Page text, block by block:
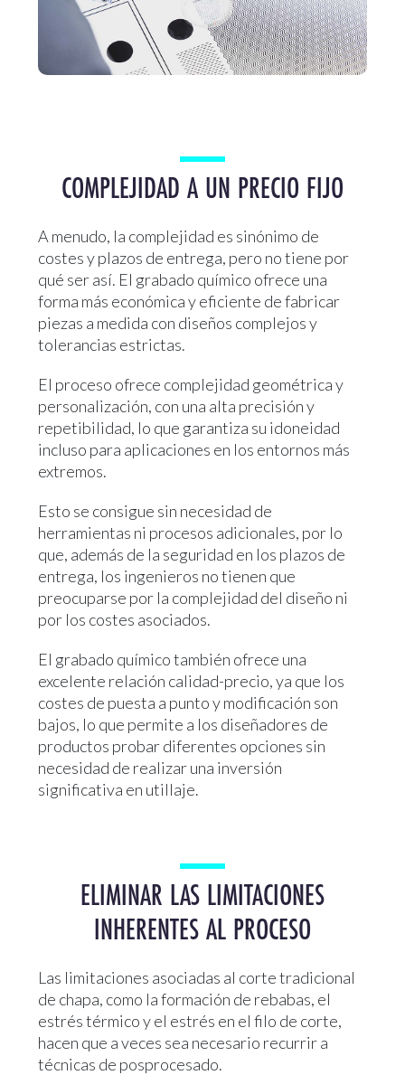
COMPLEJIDAD A UN PRECIO FIJO
A menudo, la complejidad es sinónimo de
costes y plazos de entrega, pero no tiene por
qué ser así. El grabado químico ofrece una
forma más económica y eficiente de fabricar
piezas a medida con diseños complejos y
tolerancias estrictas.
El proceso ofrece complejidad geométrica y
personalización, con una alta precisión y
repetibilidad, lo que garantiza su idoneidad
incluso para aplicaciones en los entornos más
extremos.
Esto se consigue sin necesidad de
herramientas ni procesos adicionales, por lo
que, además de la seguridad en los plazos de
entrega, los ingenieros no tienen que
preocuparse por la complejidad del diseño ni
por los costes asociados.
El grabado químico también ofrece una
excelente relación calidad-precio, ya que los
costes de puesta a punto y modificación son
bajos, lo que permite a los diseñadores de
productos probar diferentes opciones sin
necesidad de realizar una inversión
significativa en utillaje.
ELIMINAR LAS LIMITACIONES
INHERENTES AL PROCESO
Las limitaciones asociadas al corte tradicional
de chapa, como la formación de rebabas, el
estrés térmico y el estrés en el filo de corte,
hacen que a veces sea necesario recurrir a
técnicas de posprocesado.